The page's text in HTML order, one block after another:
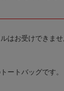
はお受けできませ
ートバッグです。